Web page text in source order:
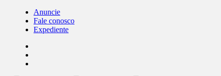
Anuncie
Fale conosco
Expediente